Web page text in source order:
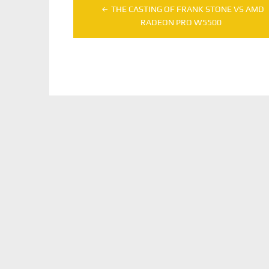
THE CASTING OF FRANK STONE VS AMD
RADEON PRO W5500